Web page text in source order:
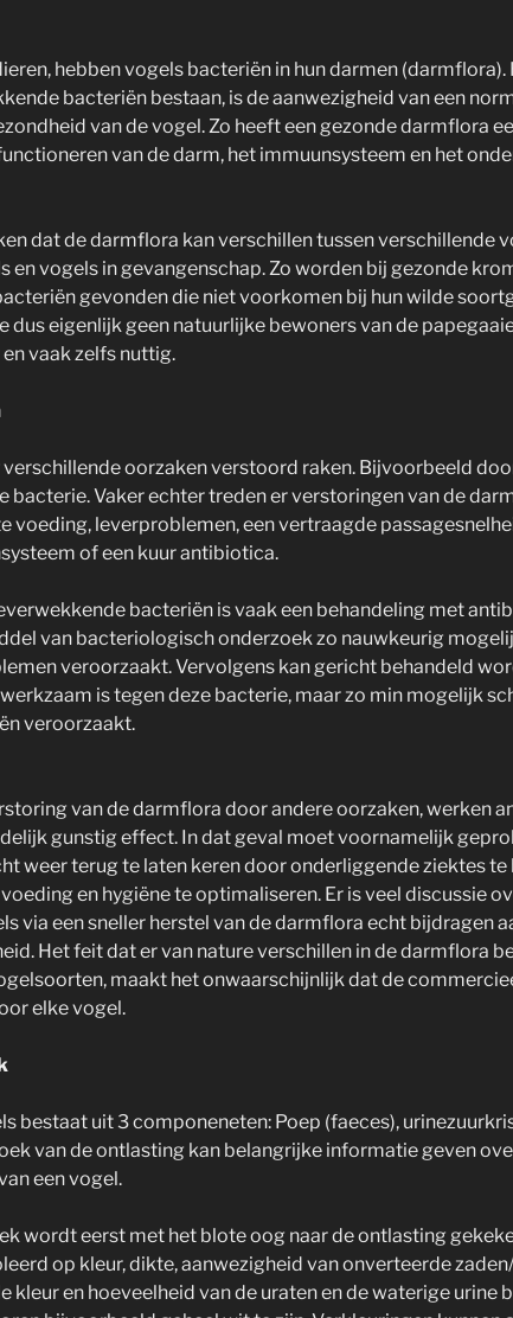
hebben vogels bacteriën in hun darmen (darmflora).
bacteriën bestaan, is de aanwezigheid van een
van de vogel. Zo heeft een gezonde darmflora
van de darm, het immuunsysteem en het
dat de darmflora kan verschillen tussen verschillende
en vogels in gevangenschap. Zo worden bij gezonde
gevonden die niet voorkomen bij hun wilde
dus eigenlijk geen natuurlijke bewoners van de
vaak zelfs nuttig.
oorzaken verstoord raken. Bijvoorbeeld
bacterie. Vaker echter treden er verstoringen van de
voeding, leverproblemen, een vertraagde
of een kuur antibiotica.
bacteriën is vaak een behandeling met
van bacteriologisch onderzoek zo nauwkeurig
veroorzaakt. Vervolgens kan gericht behandeld
is tegen deze bacterie, maar zo min mogelijk
veroorzaakt.
van de darmflora door andere oorzaken, werken
gunstig effect. In dat geval moet voornamelijk
weer terug te laten keren door onderliggende ziektes te
en hygiëne te optimaliseren. Er is veel discussie
via een sneller herstel van de darmflora echt bijdragen
Het feit dat er van nature verschillen in de darmflora
maakt het onwaarschijnlijk dat de
elke vogel.
bestaat uit 3 componeneten: Poep (faeces),
van de ontlasting kan belangrijke informatie geven
een vogel.
wordt eerst met het blote oog naar de ontlasting
op kleur, dikte, aanwezigheid van onverteerde
kleur en hoeveelheid van de uraten en de waterige urine